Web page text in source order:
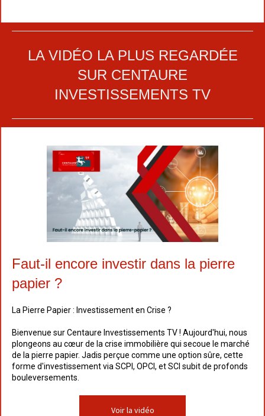
LA VIDÉO LA PLUS REGARDÉE
SUR CENTAURE
INVESTISSEMENTS TV
Faut-il encore investir dans la pierre
papier ?
La Pierre Papier : Investissement en Crise ?
Bienvenue sur Centaure Investissements TV ! Aujourd'hui, nous
plongeons au cœur de la crise immobilière qui secoue le marché
de la pierre papier. Jadis perçue comme une option sûre, cette
forme d'investissement via SCPI, OPCI, et SCI subit de profonds
bouleversements.
Voir la vidéo